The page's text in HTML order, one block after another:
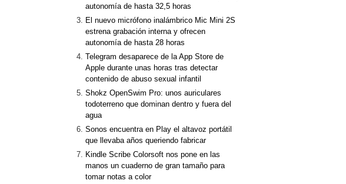
autonomía de hasta 32,5 horas
El nuevo micrófono inalámbrico Mic Mini 2S
estrena grabación interna y ofrecen
autonomía de hasta 28 horas
Telegram desaparece de la App Store de
Apple durante unas horas tras detectar
contenido de abuso sexual infantil
Shokz OpenSwim Pro: unos auriculares
todoterreno que dominan dentro y fuera del
agua
Sonos encuentra en Play el altavoz portátil
que llevaba años queriendo fabricar
Kindle Scribe Colorsoft nos pone en las
manos un cuaderno de gran tamaño para
tomar notas a color